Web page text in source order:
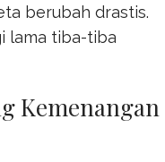
berubah drastis.
lama tiba-tiba
Kemenangan